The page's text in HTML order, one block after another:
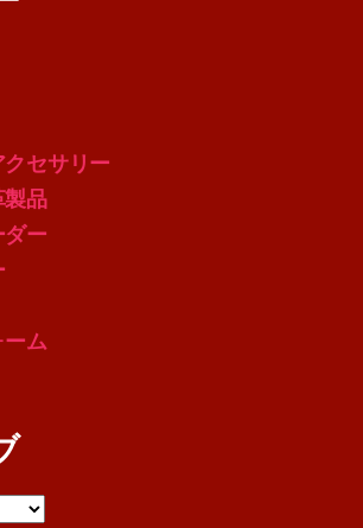
セサリー
製品
ダー
ーム